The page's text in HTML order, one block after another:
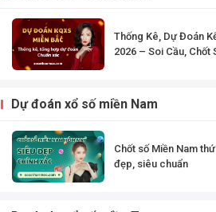
Thống Kê, Dự Đoán
2026 – Soi Cầu, Chốt
Dự đoán xổ số miền Nam
Chốt số Miền Nam
đẹp, siêu chuẩn